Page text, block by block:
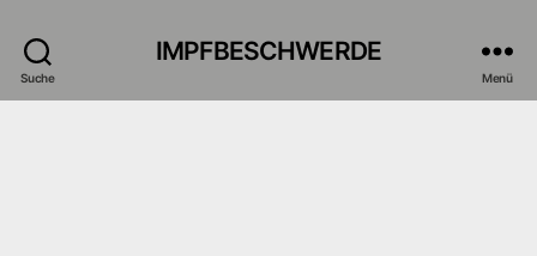
Suche
IMPFBESCHWERDE
Menü